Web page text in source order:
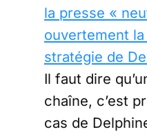
la presse «
ouvertement
stratégie de
Il faut dire
chaîne, c’est
cas de